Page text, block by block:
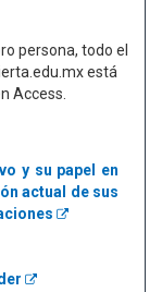
persona, todo el
está
Access.
y su papel en
actual de sus